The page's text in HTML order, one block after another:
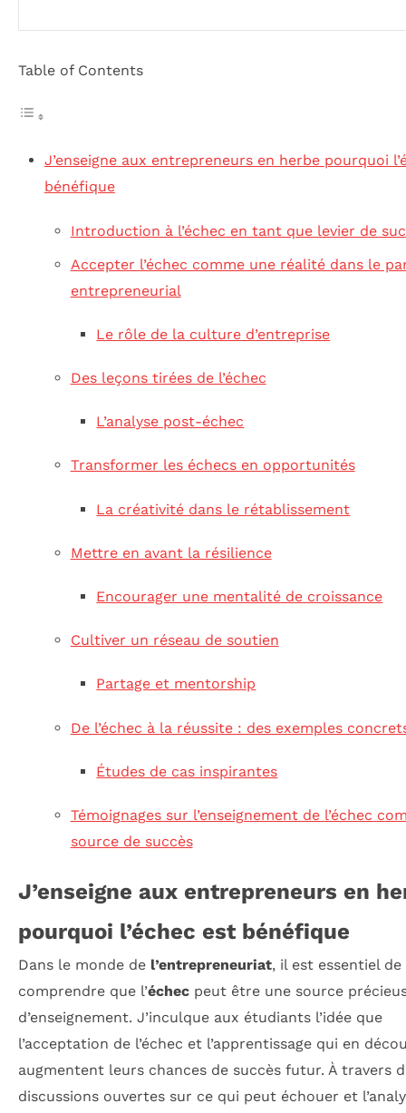
Table of Contents
J’enseigne aux entrepreneurs en herbe pourquoi
bénéfique
Introduction à l’échec en tant que levier de
Accepter l’échec comme une réalité dans le
entrepreneurial
Le rôle de la culture d’entreprise
Des leçons tirées de l’échec
L’analyse post-échec
Transformer les échecs en opportunités
La créativité dans le rétablissement
Mettre en avant la résilience
Encourager une mentalité de croissance
Cultiver un réseau de soutien
Partage et mentorship
De l’échec à la réussite : des exemples
Études de cas inspirantes
Témoignages sur l’enseignement de l’échec
source de succès
J’enseigne aux entrepreneurs en
pourquoi l’échec est bénéfique
Dans le monde de l’entrepreneuriat, il est essentiel de
comprendre que l’échec peut être une source
d’enseignement. J’inculque aux étudiants l’idée que
l’acceptation de l’échec et l’apprentissage qui en
augmentent leurs chances de succès futur. À travers
discussions ouvertes sur ce qui peut échouer et